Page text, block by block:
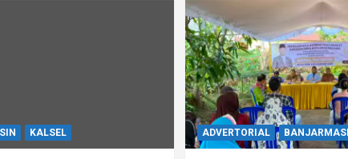
KALSEL ADVERTORIAL